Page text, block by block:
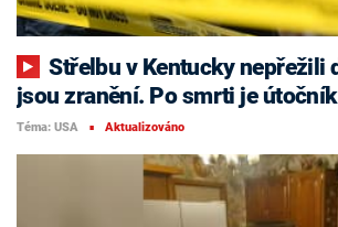
Střelbu v Kentucky nepřežili dva lidé, další
jsou zranění. Po smrti je útočník
Téma: USA ■ Aktualizováno